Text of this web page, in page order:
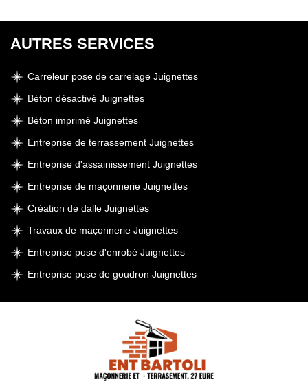
AUTRES SERVICES
Carreleur pose de carrelage Juignettes
Béton désactivé Juignettes
Béton imprimé Juignettes
Entreprise de terrassement Juignettes
Entreprise d'assainissement Juignettes
Entreprise de maçonnerie Juignettes
Création de dalle Juignettes
Travaux de maçonnerie Juignettes
Entreprise pose d'enrobé Juignettes
Entreprise pose de goudron Juignettes